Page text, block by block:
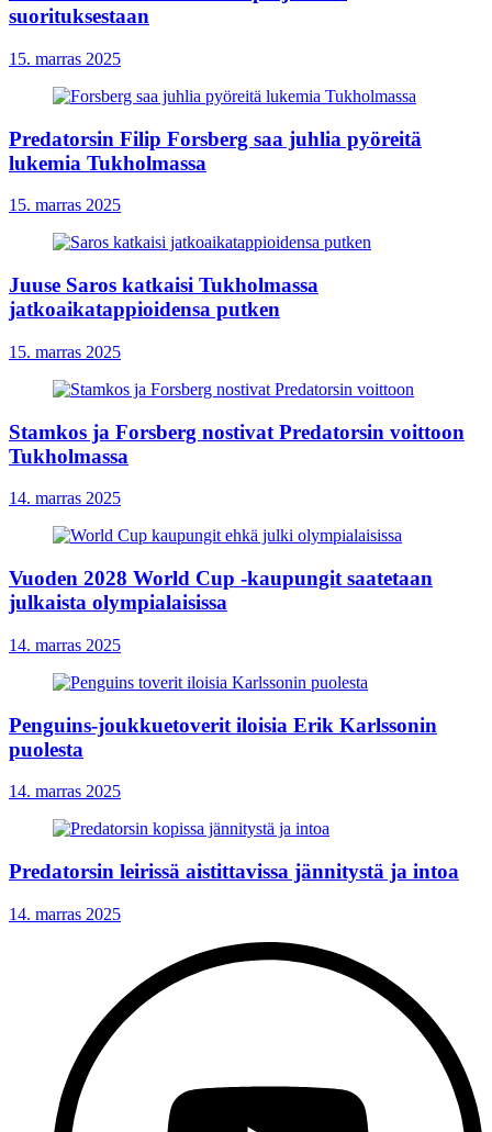
suorituksestaan
15. marras 2025
Predatorsin Filip Forsberg saa juhlia pyöreitä
lukemia Tukholmassa
15. marras 2025
Juuse Saros katkaisi Tukholmassa
jatkoaikatappioidensa putken
15. marras 2025
Stamkos ja Forsberg nostivat Predatorsin voittoon
Tukholmassa
14. marras 2025
Vuoden 2028 World Cup -kaupungit saatetaan
julkaista olympialaisissa
14. marras 2025
Penguins-joukkuetoverit iloisia Erik Karlssonin
puolesta
14. marras 2025
Predatorsin leirissä aistittavissa jännitystä ja intoa
14. marras 2025